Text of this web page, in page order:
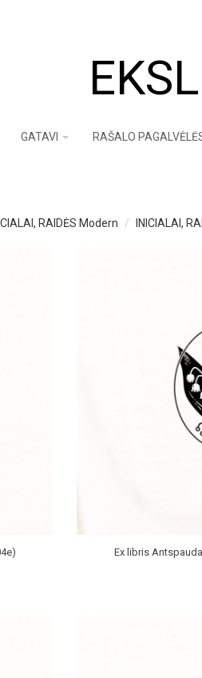
GATAVI RAŠALO
RAIDĖS Modern INICIALAI,
Ex libris